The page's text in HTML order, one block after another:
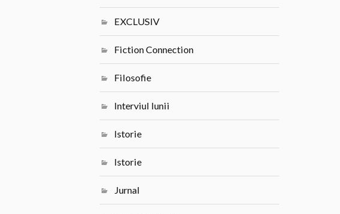
EXCLUSIV
Fiction Connection
Filosofie
Interviul lunii
Istorie
Istorie
Jurnal